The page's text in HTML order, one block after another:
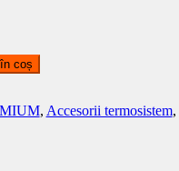
coș
, Accesorii termosistem,